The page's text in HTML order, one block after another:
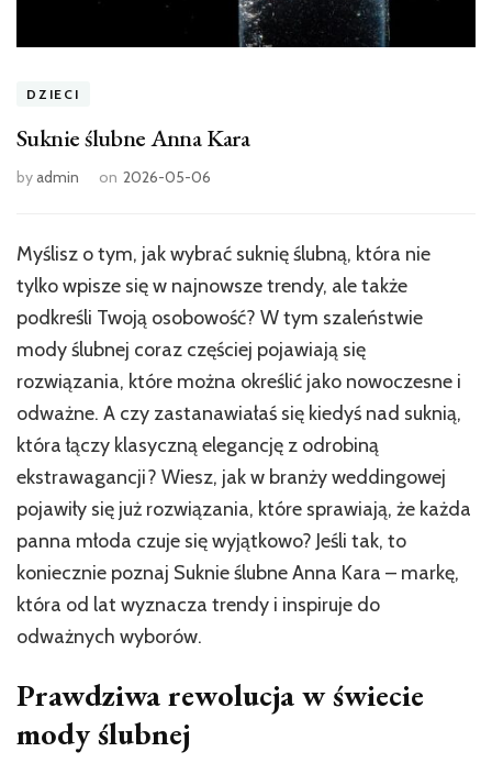
DZIECI
Suknie ślubne Anna Kara
byadmin on 2026-05-06
Myślisz o tym, jak wybrać suknię ślubną, która nie
tylko wpisze się w najnowsze trendy, ale także
podkreśli Twoją osobowość? W tym szaleństwie
mody ślubnej coraz częściej pojawiają się
rozwiązania, które można określić jako nowoczesne i
odważne. A czy zastanawiałaś się kiedyś nad suknią,
która łączy klasyczną elegancję z odrobiną
ekstrawagancji? Wiesz, jak w branży weddingowej
pojawiły się już rozwiązania, które sprawiają, że każda
panna młoda czuje się wyjątkowo? Jeśli tak, to
koniecznie poznaj Suknie ślubne Anna Kara – markę,
która od lat wyznacza trendy i inspiruje do
odważnych wyborów.
Prawdziwa rewolucja w świecie
mody ślubnej